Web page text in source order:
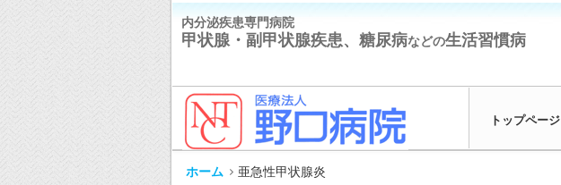
内分泌疾患専門病院
甲状腺・副甲状腺疾患、糖尿病などの生活習慣病
トップページ
ホーム 亜急性甲状腺炎